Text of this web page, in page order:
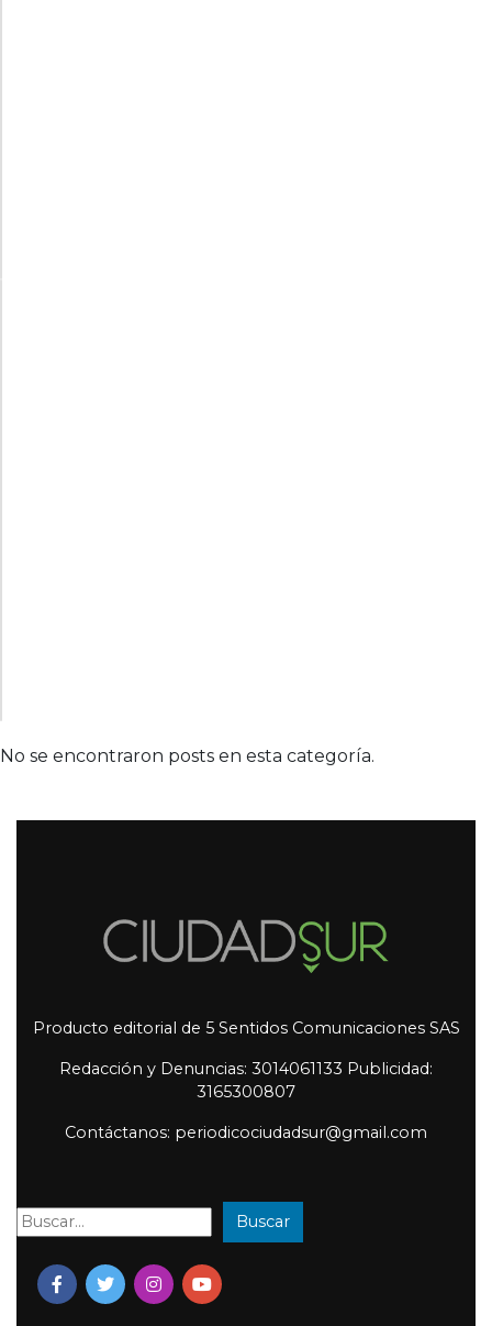
No se encontraron posts en esta categoría.
Producto editorial de 5 Sentidos Comunicaciones SAS
Redacción y Denuncias: 3014061133 Publicidad:
3165300807
Contáctanos: periodicociudadsur@gmail.com
Buscar: Buscar